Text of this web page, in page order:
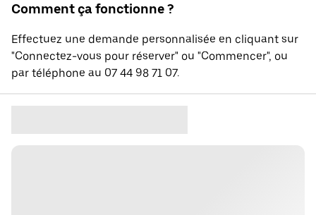
Comment ça fonctionne ?
Effectuez une demande personnalisée en cliquant sur
"Connectez-vous pour réserver" ou "Commencer", ou
par téléphone au 07 44 98 71 07.